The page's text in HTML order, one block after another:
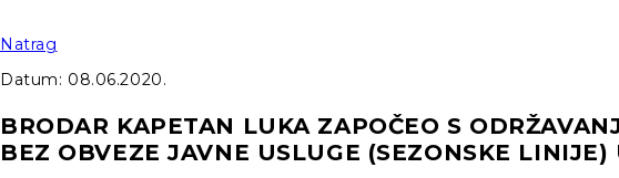
Natrag
Datum: 08.06.2020.
BRODAR KAPETAN LUKA ZAPOČEO S
BEZ OBVEZE JAVNE USLUGE (SEZONSKE